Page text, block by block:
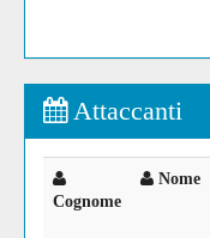
Attaccanti
Cognome
Nome